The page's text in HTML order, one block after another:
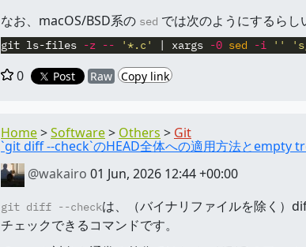
なお、macOS/BSD系の sed では次のようにするらし
git ls-files -z -- '*.c' | xargs -0 sed -i ''
0 Post Raw Copy link
Home Software Others Git
`git diff --check`のHEAD全体への適用方法とempty
@wakairo 01 Jun, 2026 12:44 +00:00
git diff --checkは、（バイナリファイルを除く）
チェックできるコマンドです。